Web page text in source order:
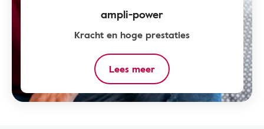
ampli-power
Kracht en hoge prestaties
Lees meer